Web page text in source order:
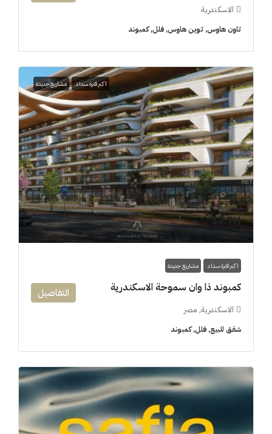
الاسكندرية
تاون هاوس, توين هاوس, فلل, كمبوند
اكبر فترة سداد مشاريع جديدة
8.7M$
اكبر فترة سداد مشاريع جديدة
كمبوند ذا وان سموحة الاسكندرية
الاسكندرية, مصر
شقق للبيع, فلل, كمبوند
التفاصيل